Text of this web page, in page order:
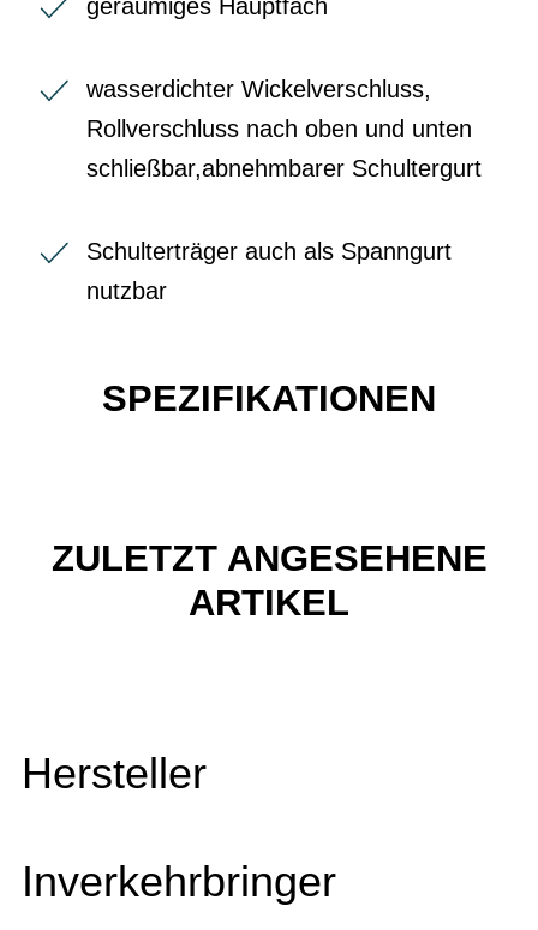
geräumiges Hauptfach
wasserdichter Wickelverschluss,
Rollverschluss nach oben und unten
schließbar,abnehmbarer Schultergurt
Schulterträger auch als Spanngurt
nutzbar
SPEZIFIKATIONEN
ZULETZT ANGESEHENE
ARTIKEL
Hersteller
Inverkehrbringer